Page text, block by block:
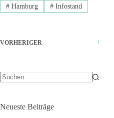
#Hamburg #Infostand
VORHERIGER
Neueste Beiträge